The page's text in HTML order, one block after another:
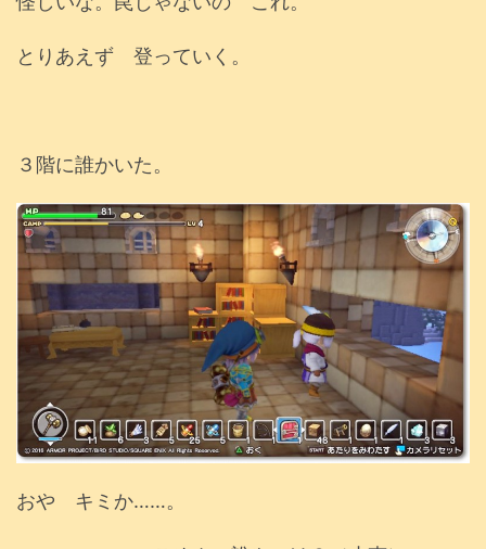
とりあえず 登っていく。
３階に誰かいた。
おや キミか……。